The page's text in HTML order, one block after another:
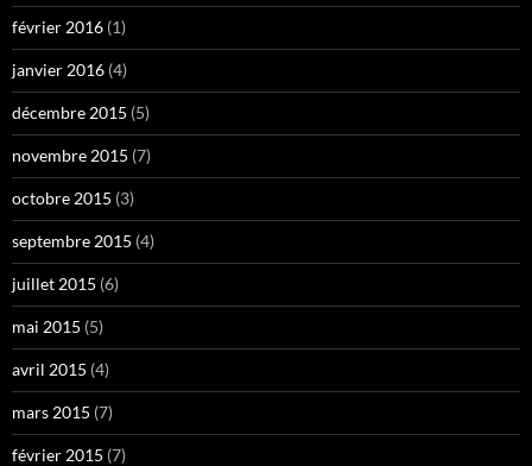
février 2016 (1)
janvier 2016 (4)
décembre 2015 (5)
novembre 2015 (7)
octobre 2015 (3)
septembre 2015 (4)
juillet 2015 (6)
mai 2015 (5)
avril 2015 (4)
mars 2015 (7)
février 2015 (7)